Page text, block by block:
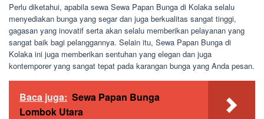
Perlu diketahui, apabila sewa Sewa Papan Bunga di Kolaka selalu
menyediakan bunga yang segar dan juga berkualitas sangat tinggi,
gagasan yang inovatif serta akan selalu memberikan pelayanan yang
sangat baik bagi pelanggannya. Selain itu, Sewa Papan Bunga di
Kolaka ini juga memberikan sentuhan yang elegan dan juga
kontemporer yang sangat tepat pada karangan bunga yang Anda pesan.
Baca juga: Sewa Papan Bunga
Lombok Utara